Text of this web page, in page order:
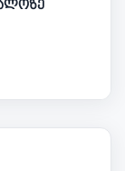
850